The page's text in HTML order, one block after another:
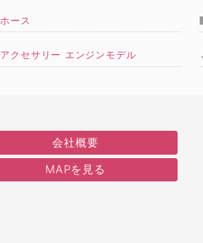
ホース
アクセサリー エンジンモデル
会社概要
MAPを見る